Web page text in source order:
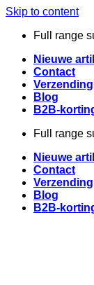
Skip to content
Full range
Nieuwe
Contact
Verzending
Blog
B2B-
Full range
Nieuwe
Contact
Verzending
Blog
B2B-